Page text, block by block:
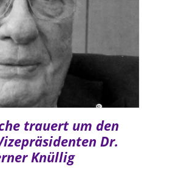
trauert um den
Dr.
Knüllig